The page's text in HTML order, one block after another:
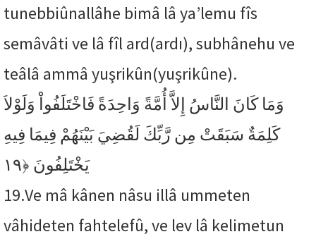
tunebbiûnallâhe bimâ lâ ya’lemu fîs
semâvâti ve lâ fîl ard(ardı), subhânehu ve
teâlâ ammâ yuşrikûn(yuşrikûne).
وَمَا كَانَ النَّاسُ إِلاَّ أُمَّةً وَاحِدَةً فَاخْتَلَفُواْ وَلَوْلاَ
كَلِمَةٌ سَبَقَتْ مِن رَّبِّكَ لَقُضِيَ بَيْنَهُمْ فِيمَا فِيهِ
يَخْتَلِفُونَ ﴿١٩
19.Ve mâ kânen nâsu illâ ummeten
vâhideten fahtelefû, ve lev lâ kelimetun